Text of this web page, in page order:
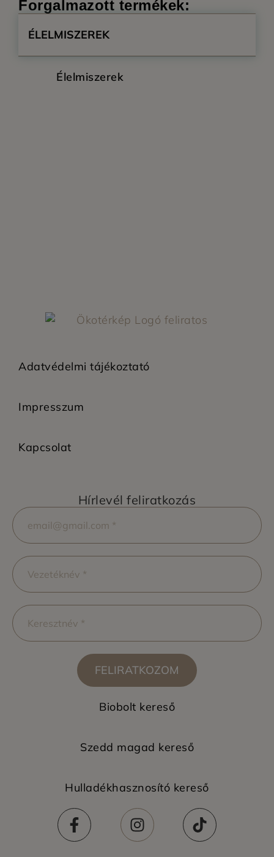
Forgalmazott termékek:
ÉLELMISZEREK
Élelmiszerek
Adatvédelmi tájékoztató
Impresszum
Kapcsolat
Hírlevél feliratkozás
FELIRATKOZOM
Biobolt kereső
Szedd magad kereső
Hulladékhasznosító kereső